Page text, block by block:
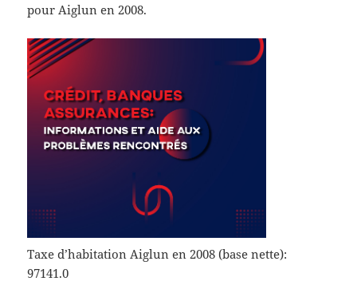
pour Aiglun en 2008.
Taxe d’habitation Aiglun en 2008 (base nette):
97141.0